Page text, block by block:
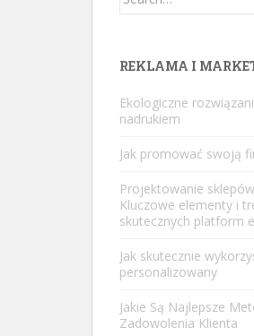
REKLAMA I
Ekologiczne
nadrukiem
Jak promować swoją
Projektowanie
Kluczowe elementy i
skutecznych platform
Jak skutecznie
personalizowany
Jakie Są Najlepsze
Zadowolenia Klienta